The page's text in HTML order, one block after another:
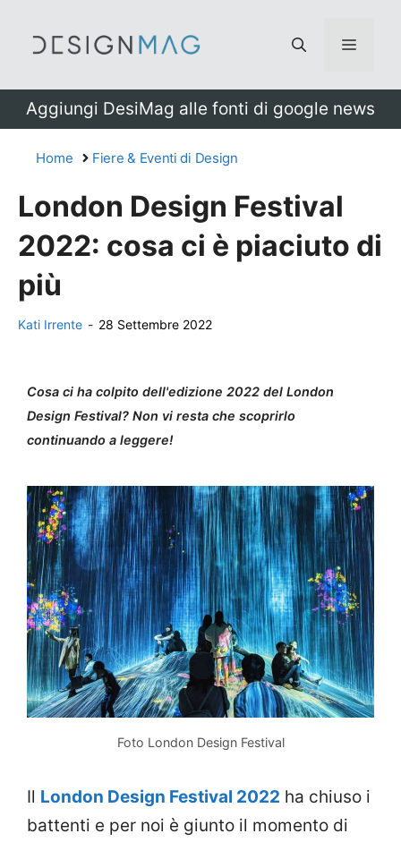
Menu
Aggiungi DesiMag alle fonti di google news
Home Fiere & Eventi di Design
London Design Festival
2022: cosa ci è piaciuto di
più
Kati Irrente - 28 Settembre 2022
Cosa ci ha colpito dell'edizione 2022 del London
Design Festival? Non vi resta che scoprirlo
continuando a leggere!
Foto London Design Festival
Il London Design Festival 2022 ha chiuso i
battenti e per noi è giunto il momento di